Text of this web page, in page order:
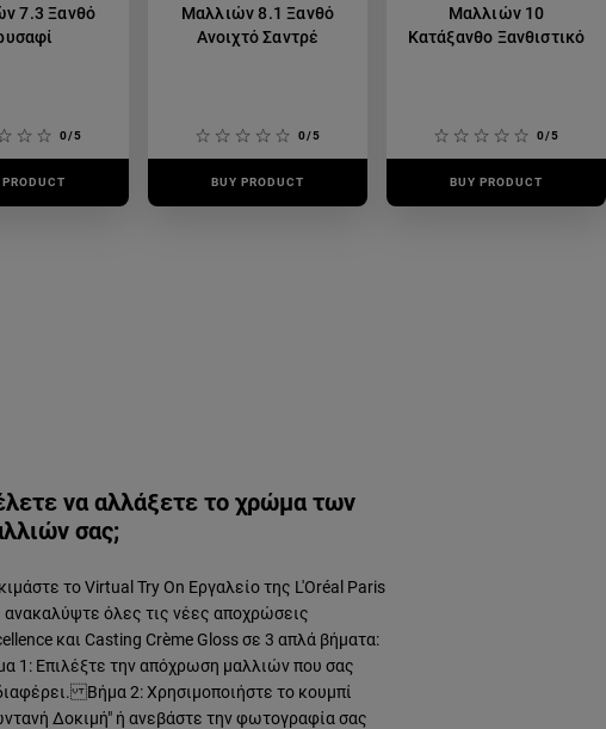
7.3 Ξανθό
0/5
Μαλλιών 8.1 Ξανθό
Ανοιχτό Σαντρέ
0/5
BUY PRODUCT
Μαλλιών 10
Κατάξανθο Ξανθιστικό
0/5
BUY PRODUCT
να αλλάξετε το χρώμα των
σας;
το Virtual Try On Εργαλείο της L'Oréal Paris
ανακαλύψτε όλες τις νέες αποχρώσεις
και Casting Crème Gloss σε 3 απλά βήματα:
1: Επιλέξτε την απόχρωση μαλλιών που σας
Βήμα 2: Χρησιμοποιήστε το κουμπί
Δοκιμή" ή ανεβάστε την φωτογραφία σας